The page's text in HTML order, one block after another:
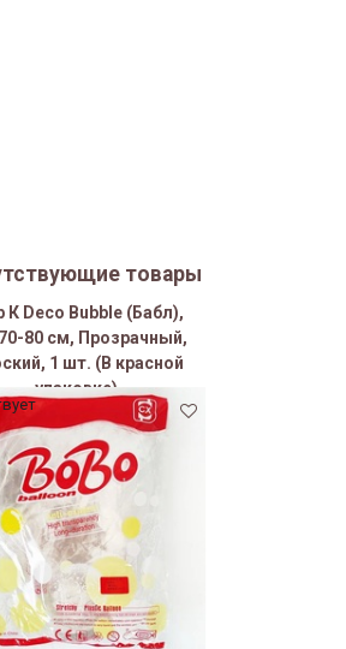
товары
К Deco Bubble (Бабл),
80 см, Прозрачный,
1 шт. (В красной
упаковке)